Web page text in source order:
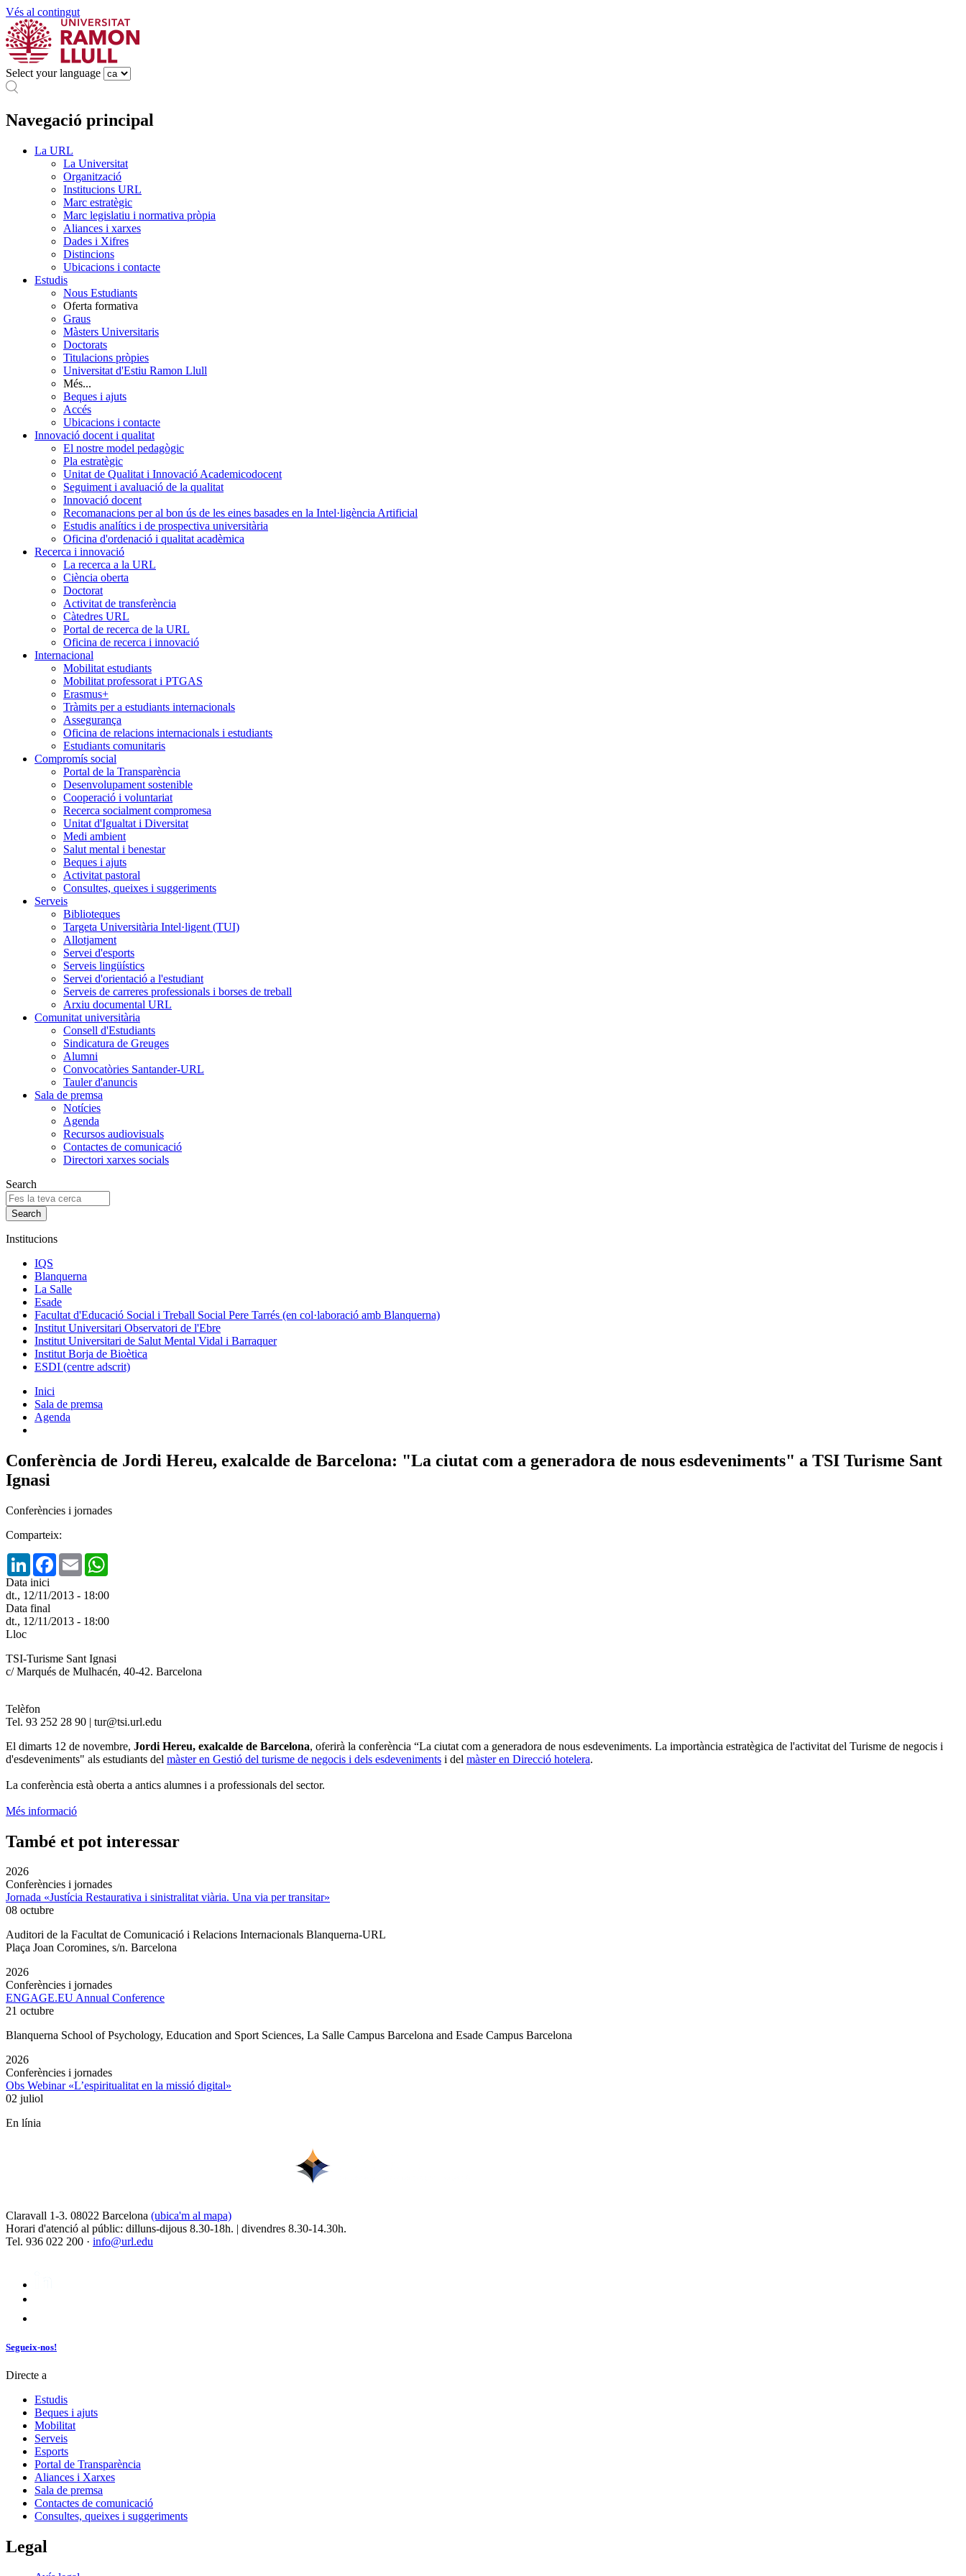
Vés al contingut
Select your language
Navegació principal
La URL
La Universitat
Organització
Institucions URL
Marc estratègic
Marc legislatiu i normativa pròpia
Aliances i xarxes
Dades i Xifres
Distincions
Ubicacions i contacte
Estudis
Nous Estudiants
Oferta formativa
Graus
Màsters Universitaris
Doctorats
Titulacions pròpies
Universitat d'Estiu Ramon Llull
Més...
Beques i ajuts
Accés
Ubicacions i contacte
Innovació docent i qualitat
El nostre model pedagògic
Pla estratègic
Unitat de Qualitat i Innovació Academicodocent
Seguiment i avaluació de la qualitat
Innovació docent
Recomanacions per al bon ús de les eines basades en la Intel·ligència Artificial
Estudis analítics i de prospectiva universitària
Oficina d'ordenació i qualitat acadèmica
Recerca i innovació
La recerca a la URL
Ciència oberta
Doctorat
Activitat de transferència
Càtedres URL
Portal de recerca de la URL
Oficina de recerca i innovació
Internacional
Mobilitat estudiants
Mobilitat professorat i PTGAS
Erasmus+
Tràmits per a estudiants internacionals
Assegurança
Oficina de relacions internacionals i estudiants
Estudiants comunitaris
Compromís social
Portal de la Transparència
Desenvolupament sostenible
Cooperació i voluntariat
Recerca socialment compromesa
Unitat d'Igualtat i Diversitat
Medi ambient
Salut mental i benestar
Beques i ajuts
Activitat pastoral
Consultes, queixes i suggeriments
Serveis
Biblioteques
Targeta Universitària Intel·ligent (TUI)
Allotjament
Servei d'esports
Serveis lingüístics
Servei d'orientació a l'estudiant
Serveis de carreres professionals i borses de treball
Arxiu documental URL
Comunitat universitària
Consell d'Estudiants
Sindicatura de Greuges
Alumni
Convocatòries Santander-URL
Tauler d'anuncis
Sala de premsa
Notícies
Agenda
Recursos audiovisuals
Contactes de comunicació
Directori xarxes socials
Search
Institucions
IQS
Blanquerna
La Salle
Esade
Facultat d'Educació Social i Treball Social Pere Tarrés (en col·laboració amb Blanquerna)
Institut Universitari Observatori de l'Ebre
Institut Universitari de Salut Mental Vidal i Barraquer
Institut Borja de Bioètica
ESDI (centre adscrit)
Inici
Sala de premsa
Agenda
Conferència de Jordi Hereu, exalcalde de Barcelona: "La ciutat com a generadora de nous esdeveniments" a TSI Turisme Sant
Ignasi
Conferències i jornades
Comparteix:
LinkedInFacebook
Email
Data inici
dt., 12/11/2013 - 18:00
Data final
dt., 12/11/2013 - 18:00
Lloc
TSI-Turisme Sant Ignasi
c/ Marqués de Mulhacén, 40-42. Barcelona
Telèfon
Tel. 93 252 28 90 | tur@tsi.url.edu
El dimarts 12 de novembre, Jordi Hereu, exalcalde de Barcelona, oferirà la conferència “La ciutat com a generadora de nous esdeveniments. La importància estratègica de l'activitat del Turisme de negocis i
d'esdeveniments" als estudiants del màster en Gestió del turisme de negocis i dels esdeveniments i del màster en Direcció hotelera.
La conferència està oberta a antics alumnes i a professionals del sector.
Més informació
També et pot interessar
2026
Conferències i jornades
Jornada «Justícia Restaurativa i sinistralitat viària. Una via per transitar»
08 octubre
Auditori de la Facultat de Comunicació i Relacions Internacionals Blanquerna-URL
Plaça Joan Coromines, s/n. Barcelona
2026
Conferències i jornades
ENGAGE.EU Annual Conference
21 octubre
Blanquerna School of Psychology, Education and Sport Sciences, La Salle Campus Barcelona and Esade Campus Barcelona
2026
Conferències i jornades
Obs Webinar «L’espiritualitat en la missió digital»
02 juliol
En línia
Claravall 1-3. 08022 Barcelona (ubica'm al mapa)
Horari d'atenció al públic: dilluns-dijous 8.30-18h. | divendres 8.30-14.30h.
Tel. 936 022 200 · info@url.edu
Segueix-nos!
Directe a
Estudis
Beques i ajuts
Mobilitat
Serveis
Esports
Portal de Transparència
Aliances i Xarxes
Sala de premsa
Contactes de comunicació
Consultes, queixes i suggeriments
Legal